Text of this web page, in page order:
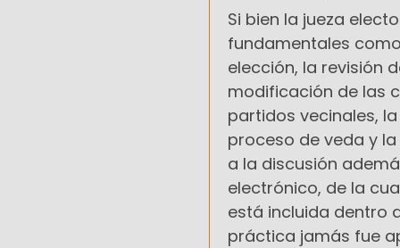
Si bien la jueza
fundamentales
elección, la revisión
modificación de las
partidos vecinales,
proceso de veda y
a la discusión
electrónico, de la
está incluida dentro
práctica jamás fue